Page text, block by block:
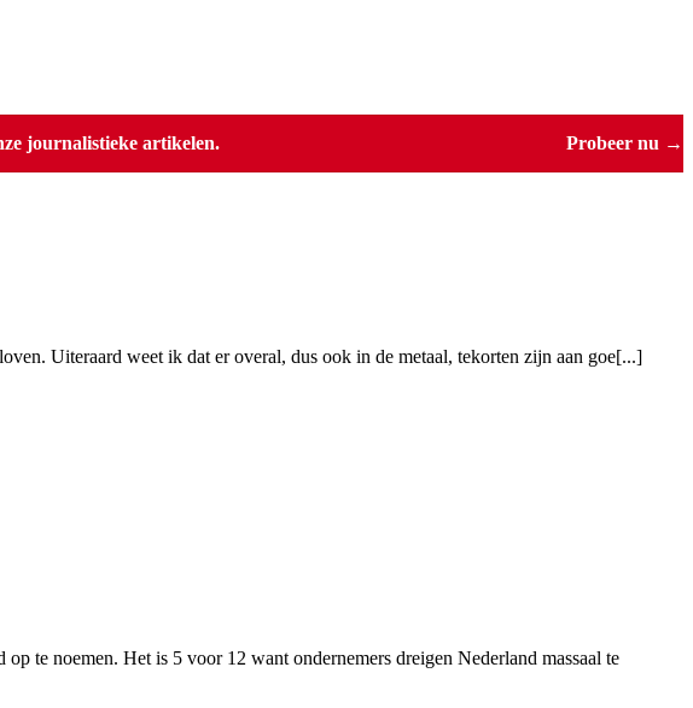
journalistieke artikelen. Probeer nu →
Uiteraard weet ik dat er overal, dus ook in de metaal, tekorten zijn aan goe[...]
te noemen. Het is 5 voor 12 want ondernemers dreigen Nederland massaal te